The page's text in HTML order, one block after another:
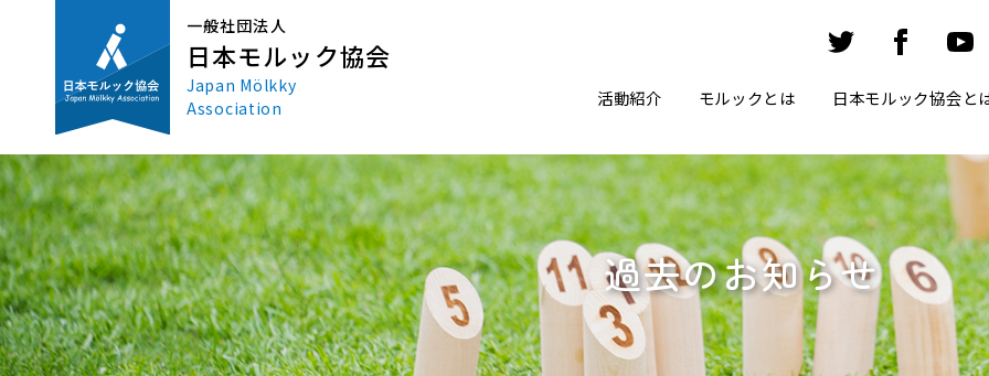
一般社団法人
日本モルック協会
Japan Mölkky
Association
活動紹介 モルックとは 日本モルック協会と
過去のお知らせ